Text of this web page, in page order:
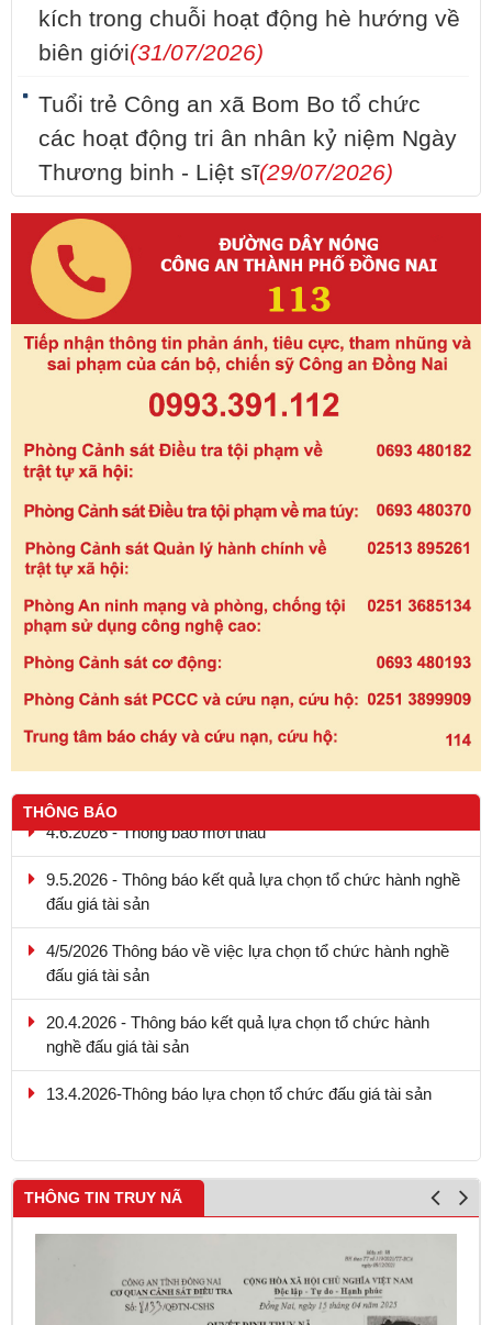
kích trong chuỗi hoạt động hè hướng về
biên giới(31/07/2026)
Tuổi trẻ Công an xã Bom Bo tổ chức
các hoạt động tri ân nhân kỷ niệm Ngày
Thương binh - Liệt sĩ(29/07/2026)
THÔNG BÁO
đấu giá tài sản
đấu giá tài sản
nghề đấu giá tài sản
THÔNG TIN TRUY NÃ